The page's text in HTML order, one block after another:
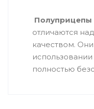
Полуприцепы
отличаются
качеством.
полностью